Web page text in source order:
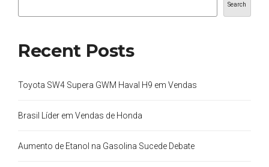
Search
Recent Posts
Toyota SW4 Supera GWM Haval H9 em Vendas
Brasil Líder em Vendas de Honda
Aumento de Etanol na Gasolina Sucede Debate